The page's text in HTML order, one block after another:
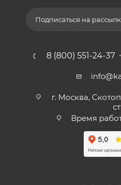
Подписаться на
8 (800) 551-24-37
г. Москва,
Время